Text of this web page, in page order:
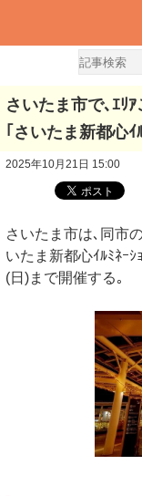
さいたま市で､ｴﾘ
｢さいたま新都心ｲ
2025年10月21日 15:00
さいたま市は､同市
いたま新都心ｲﾙﾐﾈｰ
(日)まで開催する｡